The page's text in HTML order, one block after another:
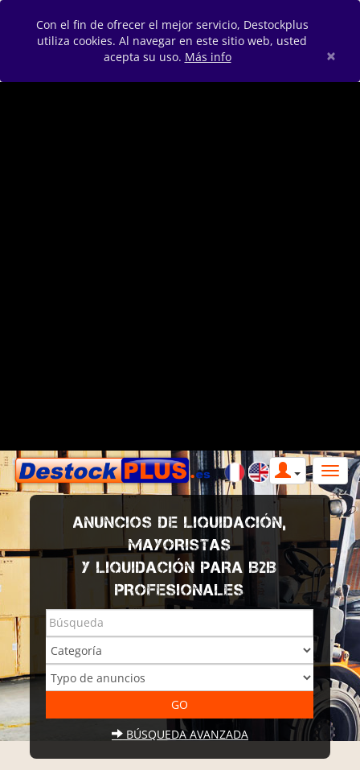
Con el fin de ofrecer el mejor servicio, Destockplus
utiliza cookies. Al navegar en este sitio web, usted
acepta su uso. Más info ×
ANUNCIOS DE LIQUIDACIÓN,
MAYORISTAS
Y LIQUIDACIÓN PARA B2B
PROFESIONALES
BÚSQUEDA AVANZADA